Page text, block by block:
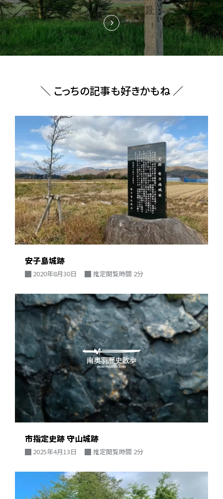
＼ こっちの記事も好きかもね ／
安子島城跡
2020年8月30日 推定閲覧時間 2分
市指定史跡 守山城跡
2025年4月13日 推定閲覧時間 2分